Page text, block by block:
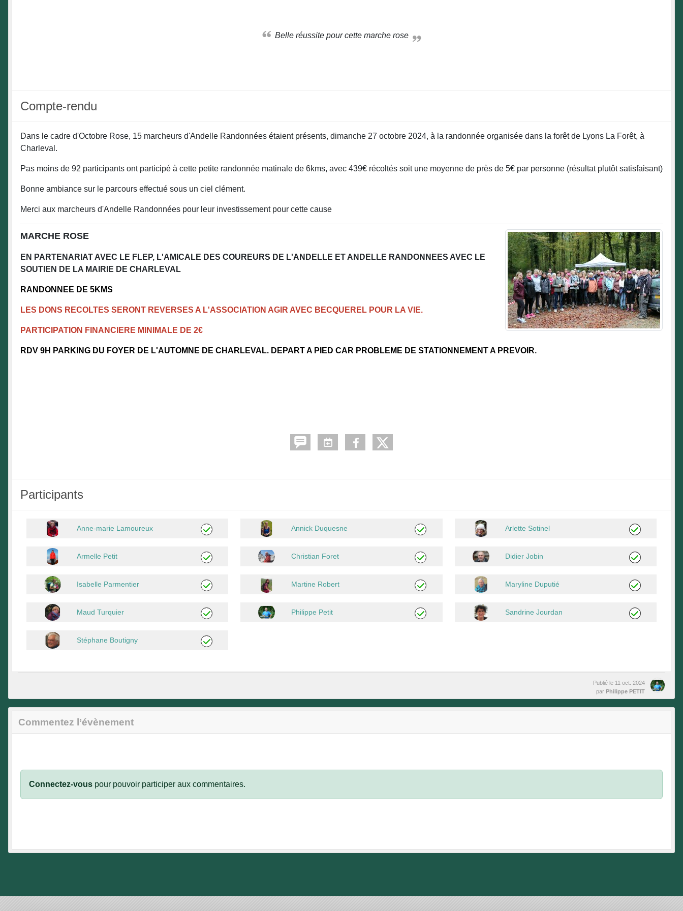
Belle réussite pour cette marche rose
Compte-rendu
Dans le cadre d'Octobre Rose, 15 marcheurs d'Andelle Randonnées étaient présents, dimanche 27 octobre 2024, à la randonnée organisée dans la forêt de Lyons La Forêt, à
Charleval.
Pas moins de 92 participants ont participé à cette petite randonnée matinale de 6kms, avec 439€ récoltés soit une moyenne de près de 5€ par personne (résultat plutôt satisfaisant)
Bonne ambiance sur le parcours effectué sous un ciel clément.
Merci aux marcheurs d'Andelle Randonnées pour leur investissement pour cette cause
MARCHE ROSE
EN PARTENARIAT AVEC LE FLEP, L'AMICALE DES COUREURS DE L'ANDELLE ET ANDELLE RANDONNEES AVEC LE
SOUTIEN DE LA MAIRIE DE CHARLEVAL
RANDONNEE DE 5KMS
LES DONS RECOLTES SERONT REVERSES A L'ASSOCIATION AGIR AVEC BECQUEREL POUR LA VIE.
PARTICIPATION FINANCIERE MINIMALE DE 2€
RDV 9H PARKING DU FOYER DE L'AUTOMNE DE CHARLEVAL. DEPART A PIED CAR PROBLEME DE STATIONNEMENT A PREVOIR.
Participants
Anne-marie Lamoureux Annick Duquesne Arlette Sotinel
Armelle Petit Christian Foret Didier Jobin
Isabelle Parmentier Martine Robert Maryline Duputié
Maud Turquier Philippe Petit Sandrine Jourdan
Stéphane Boutigny
Publié le 11 oct. 2024
par Philippe PETIT
Commentez l’évènement
Connectez-vous pour pouvoir participer aux commentaires.